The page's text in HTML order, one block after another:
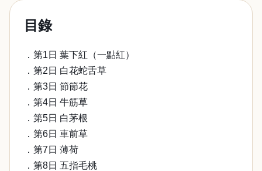
目錄
．第1日 葉下紅（一點紅）
．第2日 白花蛇舌草
．第3日 節節花
．第4日 牛筋草
．第5日 白茅根
．第6日 車前草
．第7日 薄荷
．第8日 五指毛桃